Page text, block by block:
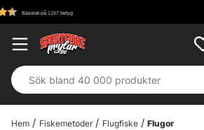
Hem Fiskemetoder Flugfiske Flugor